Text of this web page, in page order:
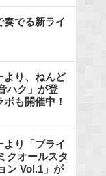
奏でる新ライ
より、ねんど
ハク」が登
も開催中！
より「ブライ
クオールスタ
ン Vol.1」が